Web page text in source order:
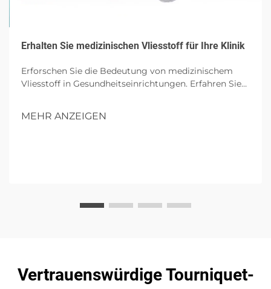
Erhalten Sie medizinischen Vliesstoff für Ihre Klinik
Erforschen Sie die Bedeutung von medizinischem
Vliesstoff in Gesundheitseinrichtungen. Erfahren Sie
in nachhaltigen medizinischen Textilien.
MEHR ANZEIGEN
Vertrauenswürdige Tourniquet-